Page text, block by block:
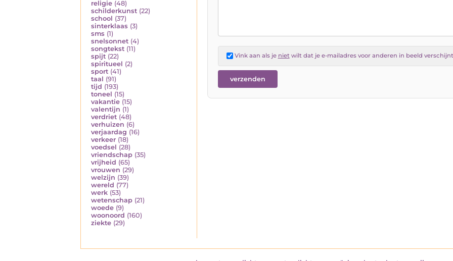
religie (48)
schilderkunst (22)
school (37)
sinterklaas (3)
sms (1)
snelsonnet (4)
songtekst (11)
spijt (22)
spiritueel (2)
sport (41)
taal (91)
tijd (193)
toneel (15)
vakantie (15)
valentijn (1)
verdriet (48)
verhuizen (6)
verjaardag (16)
verkeer (18)
voedsel (28)
vriendschap (35)
vrijheid (65)
vrouwen (29)
welzijn (39)
wereld (77)
werk (53)
wetenschap (21)
woede (9)
woonoord (160)
ziekte (29)
Vink aan als je nietwilt dat je e-mailadres voor anderen in beeld verschijnt